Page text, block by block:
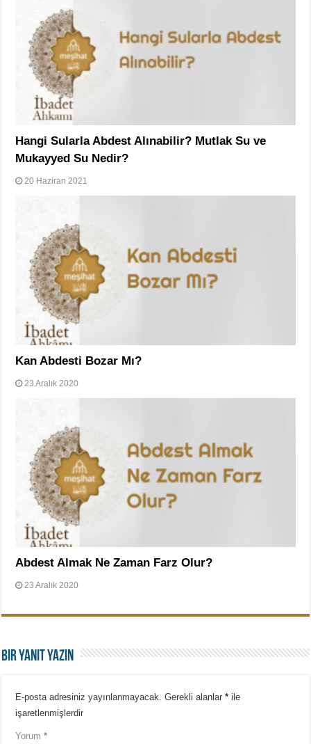
Hangi Sularla Abdest Alınabilir? Mutlak Su ve
Mukayyed Su Nedir?
20 Haziran 2021
Kan Abdesti Bozar Mı?
23 Aralık 2020
Abdest Almak Ne Zaman Farz Olur?
23 Aralık 2020
Bir yanıt yazın
E-posta adresiniz yayınlanmayacak. Gerekli alanlar* ile
işaretlenmişlerdir
Yorum*